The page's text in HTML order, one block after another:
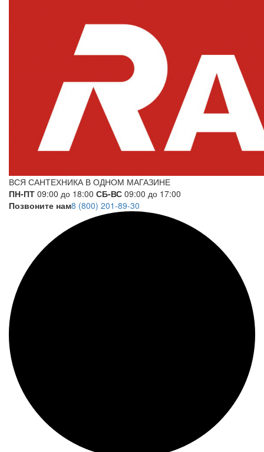
ВСЯ САНТЕХНИКА В ОДНОМ МАГАЗИНЕ
ПН-ПТ 09:00 до 18:00 СБ-ВС 09:00 до 17:00
Позвоните нам8 (800) 201-89-30